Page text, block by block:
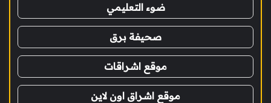
ضوء التعليمي
صحيفة برق
موقع اشراقات
موقع اشراق اون لاين